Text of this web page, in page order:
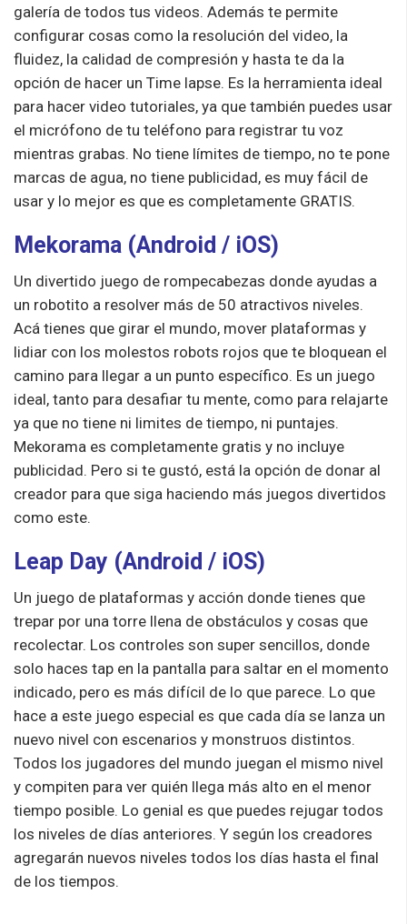
galería de todos tus videos. Además te permite
configurar cosas como la resolución del video, la
fluidez, la calidad de compresión y hasta te da la
opción de hacer un Time lapse. Es la herramienta ideal
para hacer video tutoriales, ya que también puedes usar
el micrófono de tu teléfono para registrar tu voz
mientras grabas. No tiene límites de tiempo, no te pone
marcas de agua, no tiene publicidad, es muy fácil de
usar y lo mejor es que es completamente GRATIS.
Mekorama (Android / iOS)
Un divertido juego de rompecabezas donde ayudas a
un robotito a resolver más de 50 atractivos niveles.
Acá tienes que girar el mundo, mover plataformas y
lidiar con los molestos robots rojos que te bloquean el
camino para llegar a un punto específico. Es un juego
ideal, tanto para desafiar tu mente, como para relajarte
ya que no tiene ni limites de tiempo, ni puntajes.
Mekorama es completamente gratis y no incluye
publicidad. Pero si te gustó, está la opción de donar al
creador para que siga haciendo más juegos divertidos
como este.
Leap Day (Android / iOS)
Un juego de plataformas y acción donde tienes que
trepar por una torre llena de obstáculos y cosas que
recolectar. Los controles son super sencillos, donde
solo haces tap en la pantalla para saltar en el momento
indicado, pero es más difícil de lo que parece. Lo que
hace a este juego especial es que cada día se lanza un
nuevo nivel con escenarios y monstruos distintos.
Todos los jugadores del mundo juegan el mismo nivel
y compiten para ver quién llega más alto en el menor
tiempo posible. Lo genial es que puedes rejugar todos
los niveles de días anteriores. Y según los creadores
agregarán nuevos niveles todos los días hasta el final
de los tiempos.